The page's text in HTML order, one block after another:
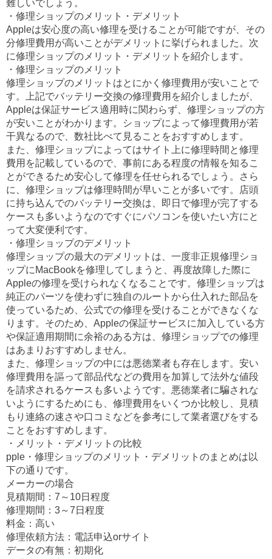
難しいでしょう。
・修理ショップのメリット・デメリット
Appleは安心度の高い修理を受けることが可能ですが、その
分修理費用が高いことがデメリットに挙げられました。次
に修理ショップのメリット・デメリットを紹介します。
・修理ショップのメリット
修理ショップのメリットはとにかく修理費用が安いことで
す。上記でバッテリー交換の修理費用を紹介しましたが、
Appleは保証サービス適用時に関わらず、修理ショップの方
が安いことがわかります。ショップによって修理費用が若
干異なるので、数社比べて見ることをおすすめします。
また、修理ショップによってはサイト上に修理時間と修理
費用を記載しているので、事前にある程度の情報を知るこ
とができるため安心して修理を任せられるでしょう。さら
に、修理ショップは修理時間が早いことが多いです。店頭
に持ち込んでのバッテリー交換は、即日で修理が完了する
ケースも多いようなのですぐにパソコンを使いたい方にと
って大変便利です。
・修理ショップのデメリット
修理ショップの最大のデメリットは、一度非正規修理ショ
ップにMacBookを修理してしまうと、再度故障した際に
Appleの修理を受けられなくなることです。修理ショップは
純正のパーツを使わずに独自のルートから仕入れた部品を
使っているため、公式での修理を受けることができなくな
ります。そのため、Appleの保証サービスに加入している方
や保証適用期間に余裕のある方は、修理ショップでの修理
はあまりおすすめしません。
また、修理ショップの中には悪徳業者も存在します。安い
修理費用を謳って部品代などの費用を加算して法外な値段
を請求されるケースも多いようです。悪徳業者に騙されな
いようにするためにも、修理費用をいくつか比較し、見積
もり連絡の速さや口コミなどを参考にして業者選びをする
ことをおすすめします。
・メリット・デメリットの比較
pple・修理ショップのメリット・デメリットのまとめは以
下の通りです。
メーカーの場合
見積期間：7～10日程度
修理期間：3～7日程度
料金：高い
修理依頼方法：電話申込orサイト
データの有無：初期化